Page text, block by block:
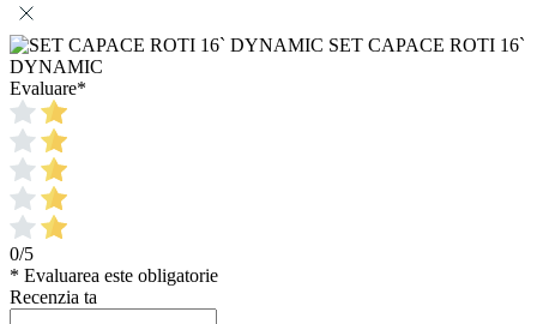
SET CAPACE ROTI 16`
DYNAMIC
Evaluare*
0/5
* Evaluarea este obligatorie
Recenzia ta